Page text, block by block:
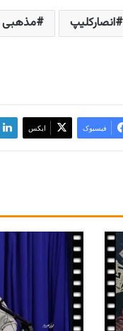
انصارکلیپ مذهبی
فیسبوک ایکس